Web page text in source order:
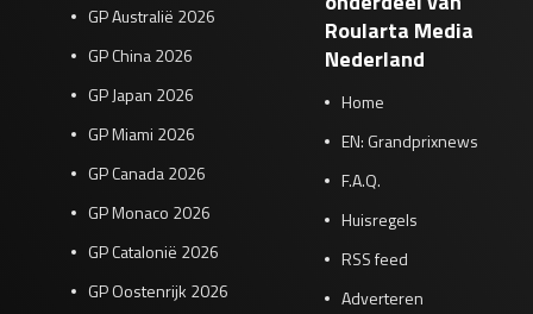
GP Australië 2026
GP China 2026
GP Japan 2026
GP Miami 2026
GP Canada 2026
GP Monaco 2026
GP Catalonië 2026
GP Oostenrijk 2026
Roularta Media
Nederland
Home
EN: Grandprixnews
F.A.Q.
Huisregels
RSS feed
Adverteren